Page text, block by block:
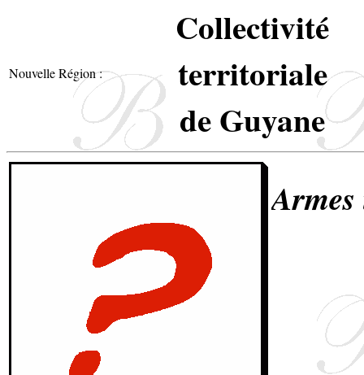
Nouvelle Région :
Collectivité
territoriale
de Guyane